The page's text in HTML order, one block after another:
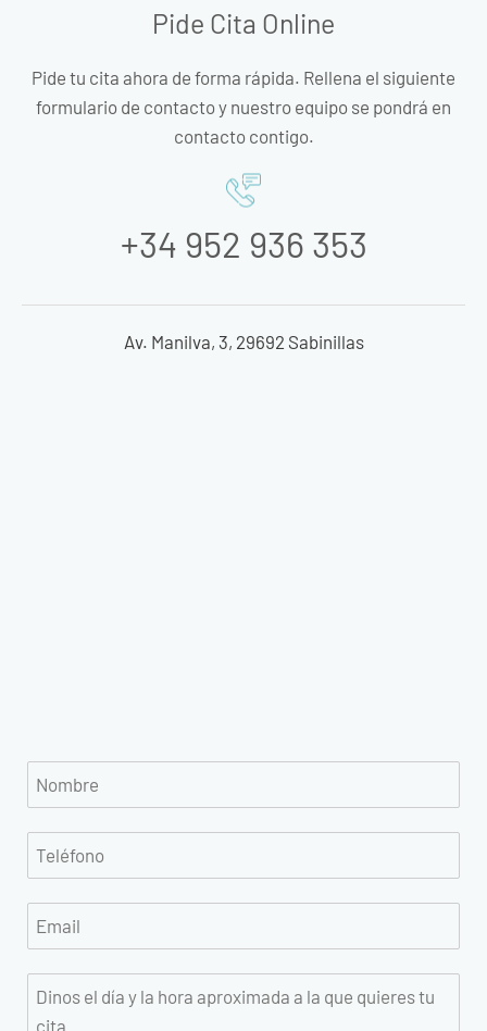
Pide Cita Online
Pide tu cita ahora de forma rápida. Rellena el siguiente
formulario de contacto y nuestro equipo se pondrá en
contacto contigo.
+34 952 936 353
Av. Manilva, 3, 29692 Sabinillas